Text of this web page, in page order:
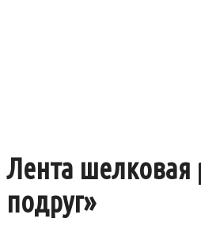
Лента шелковая
подруг»